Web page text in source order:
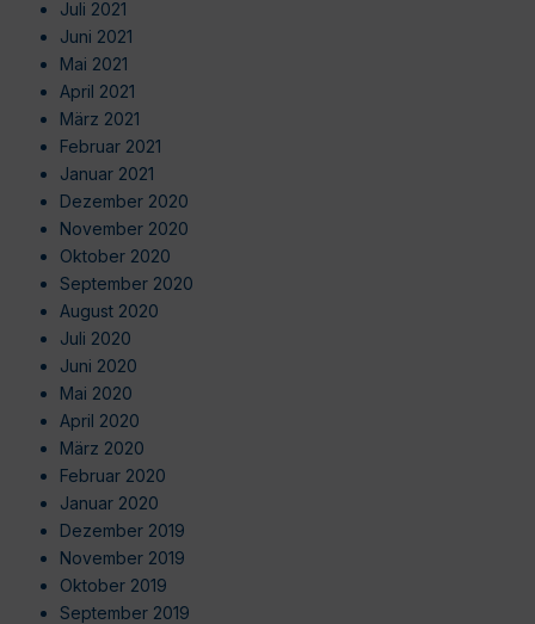
Juli 2021
Juni 2021
Mai 2021
April 2021
März 2021
Februar 2021
Januar 2021
Dezember 2020
November 2020
Oktober 2020
September 2020
August 2020
Juli 2020
Juni 2020
Mai 2020
April 2020
März 2020
Februar 2020
Januar 2020
Dezember 2019
November 2019
Oktober 2019
September 2019